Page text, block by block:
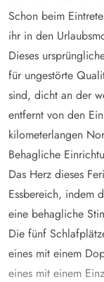
Schon beim
ihr in den
Dieses
für ungestörte
sind, dicht an der
entfernt von den
kilometerlangen
Behagliche
Das Herz dieses
Essbereich, indem
eine behagliche
Die fünf
eines mit einem
eines mit einem